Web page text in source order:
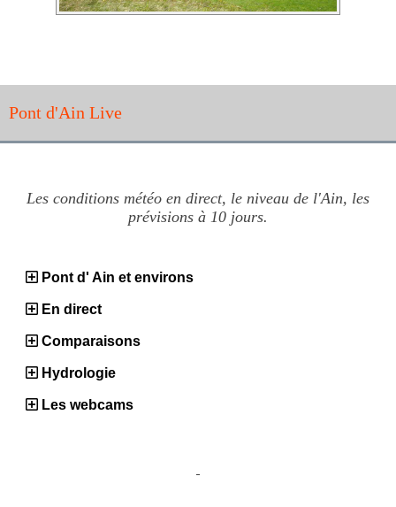
Pont d'Ain Live
Les conditions météo en direct, le niveau de l'Ain, les
prévisions à 10 jours.
Pont d' Ain et environs
En direct
Comparaisons
Hydrologie
Les webcams